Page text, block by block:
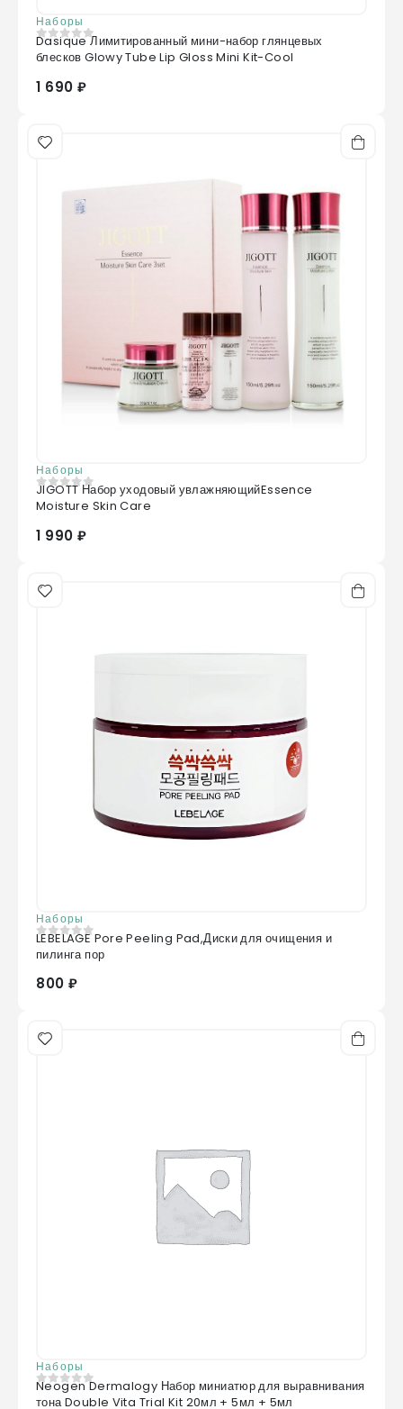
Наборы
0 из 5
Dasique Лимитированный мини-набор глянцевых
блесков Glowy Tube Lip Gloss Mini Kit-Cool
1 690 ₽
Наборы
0из 5
JIGOTT Набор уходовый увлажняющийEssence
Moisture Skin Care
1 990 ₽
Наборы
0из 5
LEBELAGE Pore Peeling Pad,Диски для очищения и
пилинга пор
800 ₽
Наборы
0из 5
Neogen Dermalogy Набор миниатюр для выравнивания
тона Double Vita Trial Kit 20мл + 5мл + 5мл